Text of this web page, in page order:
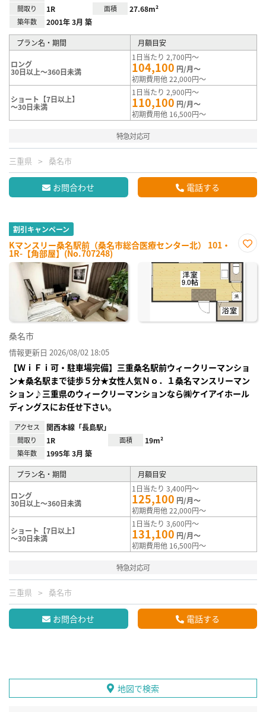
間取り 1R 面積 27.68m²
築年数 2001年 3月 築
プラン名・期間 月額目安
ロング
30日以上～360日未満
1日当たり 2,700円～
104,100 円/月～
初期費用他 22,000円～
ショート【7日以上】
～30日未満
1日当たり 2,900円～
110,100 円/月～
初期費用他 16,500円～
特急対応可
三重県 桑名市
お問合わせ 電話する
割引キャンペーン
Kマンスリー桑名駅前（桑名市総合医療センター北） 101・
1R-【角部屋】(No.707248)
に入
り登
録
桑名市
情報更新日 2026/08/02 18:05
【ＷｉＦｉ可・駐車場完備】三重桑名駅前ウィークリーマンショ
ン★桑名駅まで徒歩５分★女性人気Ｎｏ．１桑名マンスリーマン
ション♪三重県のウィークリーマンションなら㈱ケイアイホール
ディングスにお任せ下さい。
アクセス 関西本線「長島駅」
間取り 1R 面積 19m²
築年数 1995年 3月 築
プラン名・期間 月額目安
ロング
30日以上～360日未満
1日当たり 3,400円～
125,100 円/月～
初期費用他 22,000円～
ショート【7日以上】
～30日未満
1日当たり 3,600円～
131,100 円/月～
初期費用他 16,500円～
特急対応可
三重県 桑名市
お問合わせ 電話する
地図で検索